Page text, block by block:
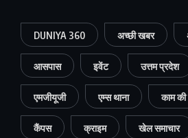
DUNIYA 360 अच्छी खबर
आसपास इवेंट उत्तम प्रदेश
एमजीयूजी एम्स थाना काम की
कैंपस क्राइम खेल समाचार